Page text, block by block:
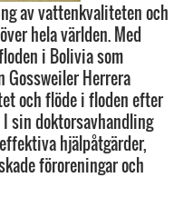
av vattenkvaliteten och
hela världen. Med
i Bolivia som
Gossweiler Herrera
och flöde i floden efter
sin doktorsavhandling
hjälpåtgärder,
föroreningar och